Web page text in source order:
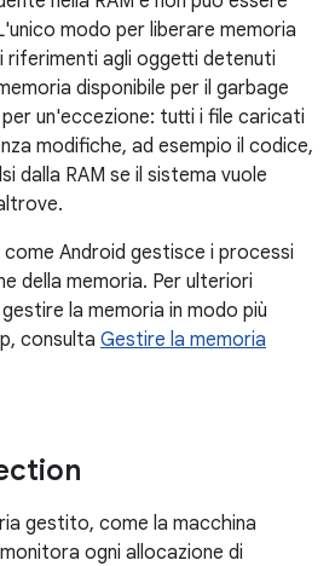
modo per liberare memoria
riferimenti agli oggetti detenuti
disponibile per il garbage
un'eccezione: tutti i file caricati
modifiche, ad esempio il codice,
dalla RAM se il sistema vuole
Android gestisce i processi
della memoria. Per ulteriori
la memoria in modo più
consulta Gestire la memoria
gestito, come la macchina
ogni allocazione di